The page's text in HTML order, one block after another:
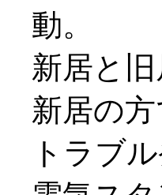
動。
新居と
新居の
トラブル